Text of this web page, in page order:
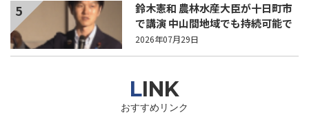
5
鈴木憲和 農林水産大臣が十日町市
で講演 中山間地域でも持続可能で
稼げる農業とは？
2026年07月29日
LINK
おすすめリンク